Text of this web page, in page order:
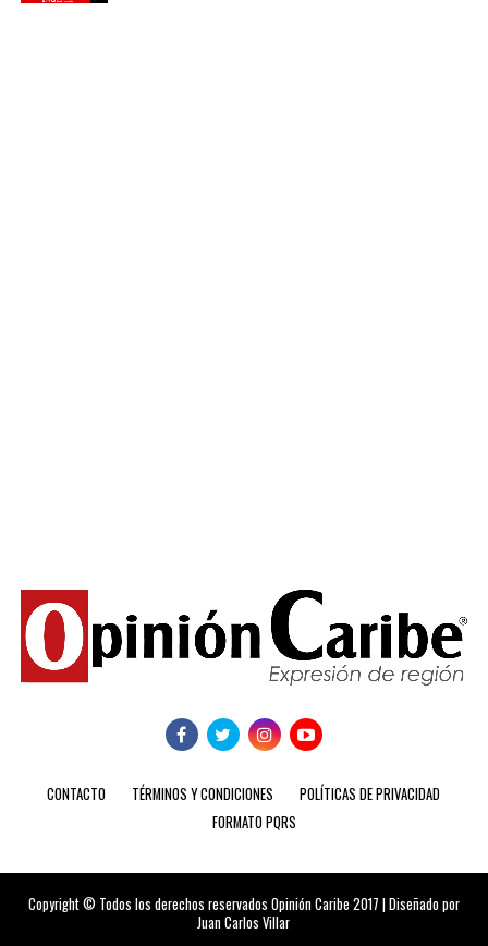
CONTACTO TÉRMINOS Y CONDICIONES
POLÍTICAS DE PRIVACIDAD
FORMATO PQRS
Copyright © Todos los derechos reservados Opinión Caribe 2017 | Diseñado por
Juan Carlos Villar